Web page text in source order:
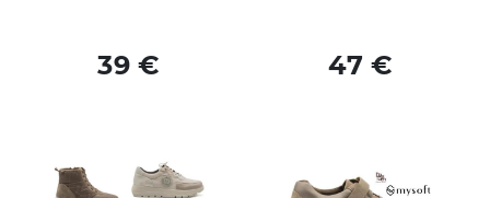
39 € 47 €